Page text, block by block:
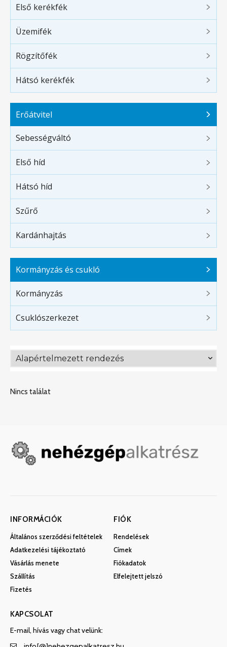
Első kerékfék
Üzemifék
Rögzítőfék
Hátsó kerékfék
Erőátvitel
Sebességváltó
Első híd
Hátsó híd
Szűrő
Kardánhajtás
Kormányzás és csukló
Kormányzás
Csuklószerkezet
Nincs találat
INFORMÁCIÓK
Általános szerződési feltételek
Adatkezelési tájékoztató
Vásárlás menete
Szállítás
Fizetés
FIÓK
Rendelések
Címek
Fiókadatok
Elfelejtett jelszó
KAPCSOLAT
E-mail, hívás vagy chat velünk: